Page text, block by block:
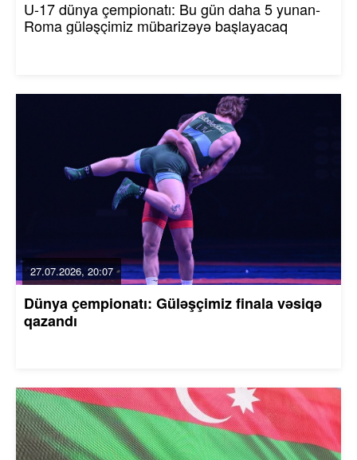
U-17 dünya çempionatı: Bu gün daha 5 yunan-
Roma güləşçimiz mübarizəyə başlayacaq
27.07.2026, 20:07
Dünya çempionatı: Güləşçimiz finala vəsiqə
qazandı